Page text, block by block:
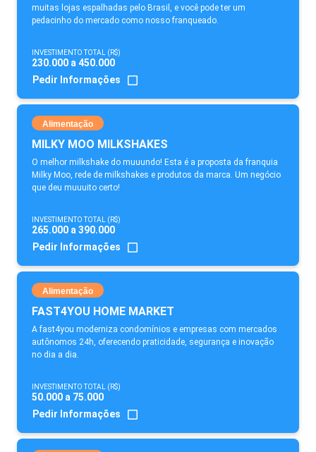
muitas lojas espalhadas pelo Brasil, e você pode ter um
pedacinho do mercado como nosso franqueado.
INVESTIMENTO TOTAL (R$)
230.000 a 450.000
Pedir Informações
Alimentação
MILKY MOO MILKSHAKES
O melhor milkshake do muuundo! Esta é a proposta da franquia
Milky Moo, rede de milkshakes e produtos da marca. Um negócio
que deu muuuito certo!
INVESTIMENTO TOTAL (R$)
265.000 a 390.000
Pedir Informações
Alimentação
FAST4YOU HOME MARKET
A fast4you moderniza condomínios e empresas com mercados
autônomos 24h, oferecendo praticidade, segurança e inovação
no dia a dia.
INVESTIMENTO TOTAL (R$)
50.000 a 75.000
Pedir Informações